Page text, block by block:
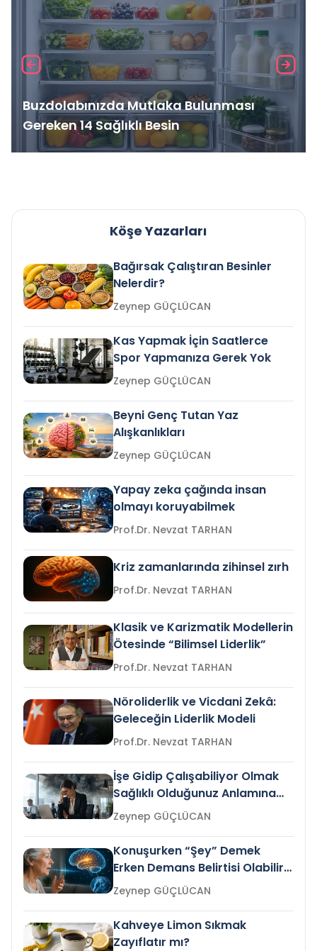
Buzdolabınızda Mutlaka Bulunması
Gereken 14 Sağlıklı Besin
Köşe Yazarları
Bağırsak Çalıştıran Besinler
Nelerdir?
Zeynep GÜÇLÜCAN
Kas Yapmak İçin Saatlerce
Spor Yapmanıza Gerek Yok
Zeynep GÜÇLÜCAN
Beyni Genç Tutan Yaz
Alışkanlıkları
Zeynep GÜÇLÜCAN
Yapay zeka çağında insan
olmayı koruyabilmek
Prof.Dr. Nevzat TARHAN
Kriz zamanlarında zihinsel zırh
Prof.Dr. Nevzat TARHAN
Klasik ve Karizmatik Modellerin
Ötesinde “Bilimsel Liderlik”
Prof.Dr. Nevzat TARHAN
Nöroliderlik ve Vicdani Zekâ:
Geleceğin Liderlik Modeli
Prof.Dr. Nevzat TARHAN
İşe Gidip Çalışabiliyor Olmak
Sağlıklı Olduğunuz Anlamına
Gelir mi?Zeynep GÜÇLÜCAN
Konuşurken “Şey” Demek
Erken Demans Belirtisi Olabilir
mi?
Zeynep GÜÇLÜCAN
Kahveye Limon Sıkmak
Zayıflatır mı?